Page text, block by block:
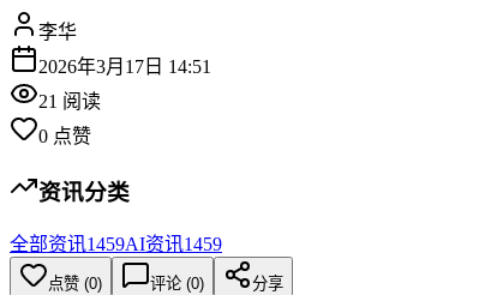
李华
2026年3月17日 14:51
21 阅读
0 点赞
资讯分类
全部资讯1459AI资讯1459
点赞 (0) 评论 (0) 分享